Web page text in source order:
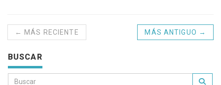
← MÁS RECIENTE MÁS ANTIGUO →
BUSCAR